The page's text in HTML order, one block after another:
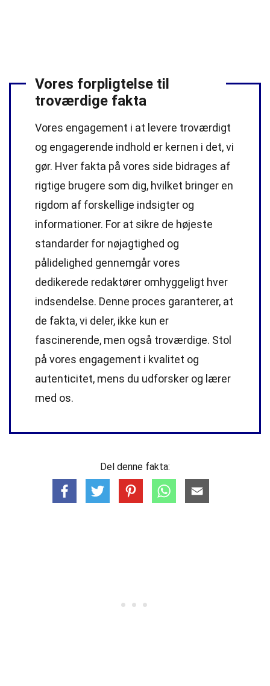
Vores forpligtelse til
troværdige fakta
Vores engagement i at levere troværdigt
og engagerende indhold er kernen i det, vi
gør. Hver fakta på vores side bidrages af
rigtige brugere som dig, hvilket bringer en
rigdom af forskellige indsigter og
informationer. For at sikre de højeste
standarder for nøjagtighed og
pålidelighed gennemgår vores
dedikerede redaktører omhyggeligt hver
indsendelse. Denne proces garanterer, at
de fakta, vi deler, ikke kun er
fascinerende, men også troværdige. Stol
på vores engagement i kvalitet og
autenticitet, mens du udforsker og lærer
med os.
Del denne fakta: